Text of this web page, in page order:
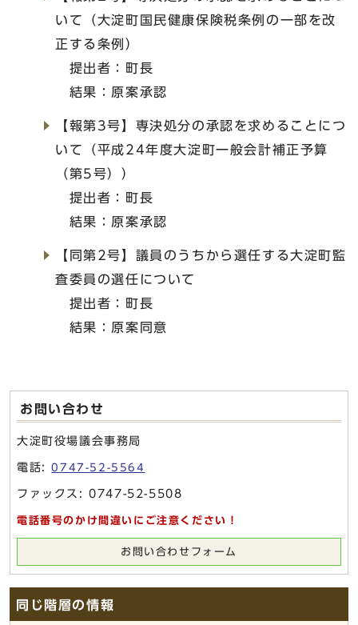
いて（大淀町国民健康保険税条例の一部を改
正する条例）
提出者：町長
結果：原案承認
【報第3号】専決処分の承認を求めることにつ
いて（平成24年度大淀町一般会計補正予算
（第5号））
提出者：町長
結果：原案承認
【同第2号】議員のうちから選任する大淀町監
査委員の選任について
提出者：町長
結果：原案同意
お問い合わせ
大淀町役場議会事務局
電話:0747-52-5564
ファックス: 0747-52-5508
電話番号のかけ間違いにご注意ください！
お問い合わせフォーム
同じ階層の情報